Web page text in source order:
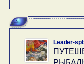
Leader-